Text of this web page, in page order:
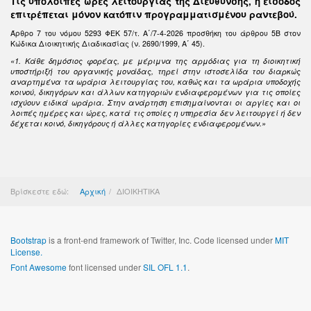
επιτρέπεται μόνον κατόπιν προγραμματισμένου ραντεβού.
Άρθρο 7 του νόμου 5293 ΦΕΚ 57/τ. Α΄/7-4-2026 προσθήκη του άρθρου 5Β στον
Κώδικα Διοικητικής Διαδικασίας (ν. 2690/1999, Α΄ 45).
«1. Κάθε δημόσιος φορέας, με μέριμνα της αρμόδιας για τη διοικητική
υποστήριξή του οργανικής μονάδας, τηρεί στην ιστοσελίδα του διαρκώς
αναρτημένα τα ωράρια λειτουργίας του, καθώς και τα ωράρια υποδοχής
κοινού, δικηγόρων και άλλων κατηγοριών ενδιαφερομένων για τις οποίες
ισχύουν ειδικά ωράρια. Στην ανάρτηση επισημαίνονται οι αργίες και οι
λοιπές ημέρες και ώρες, κατά τις οποίες η υπηρεσία δεν λειτουργεί ή δεν
δέχεται κοινό, δικηγόρους ή άλλες κατηγορίες ενδιαφερομένων.»
Βρίσκεστε εδώ: Αρχική ΔΙΟΙΚΗΤΙΚΑ
Bootstrapis a front-end framework of Twitter, Inc. Code licensed underMIT
License.
Font Awesomefont licensed underSIL OFL 1.1.